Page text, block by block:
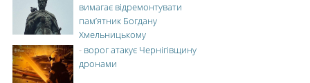
вимагає відремонтувати
пам’ятник Богдану
Хмельницькому
- ворог атакує Чернігівщину
дронами